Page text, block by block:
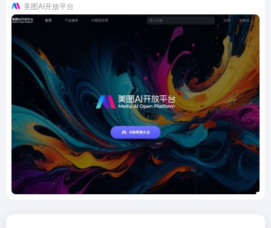
美图AI开放平台